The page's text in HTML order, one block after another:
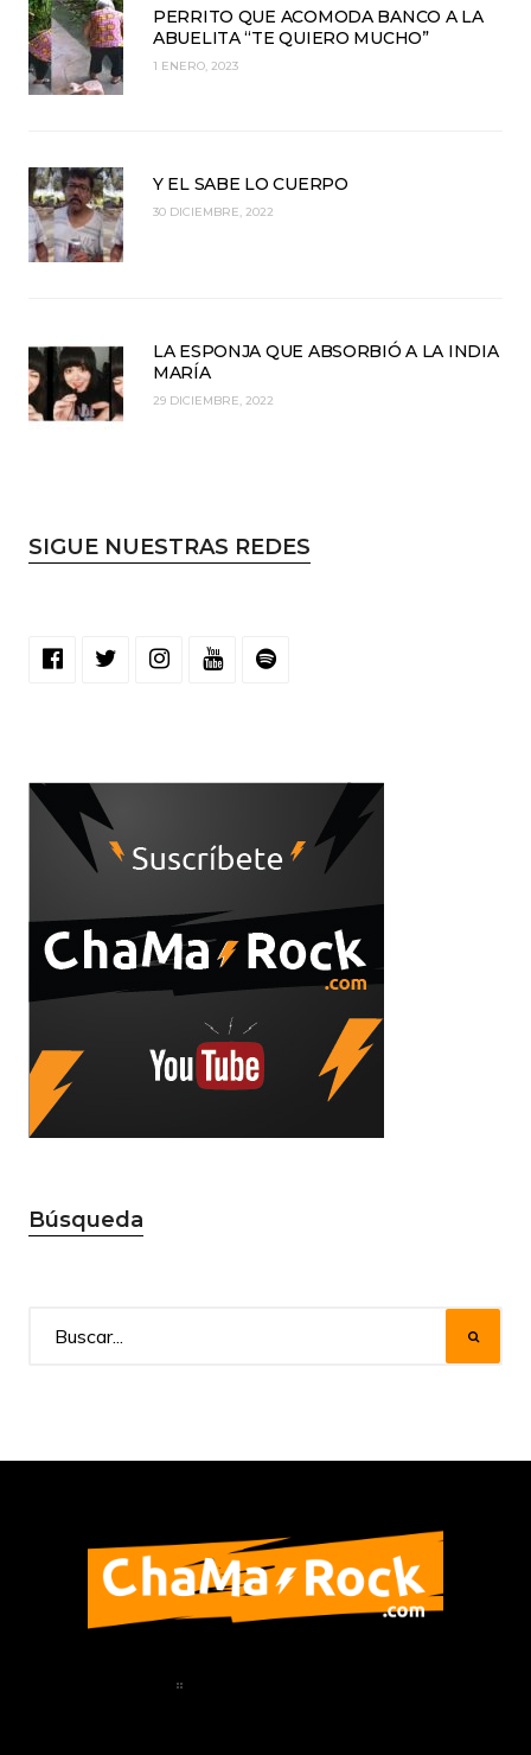
PERRITO QUE ACOMODA BANCO A LA
ABUELITA “TE QUIERO MUCHO”
1 ENERO, 2023
Y EL SABE LO CUERPO
30 DICIEMBRE, 2022
LA ESPONJA QUE ABSORBIÓ A LA INDIA
MARÍA
29 DICIEMBRE, 2022
SIGUE NUESTRAS REDES
Búsqueda